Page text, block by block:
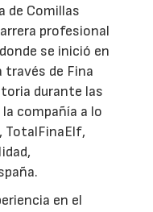
de Comillas
profesional
se inició en
través de Fina
durante las
compañía a lo
TotalFinaElf,
en el